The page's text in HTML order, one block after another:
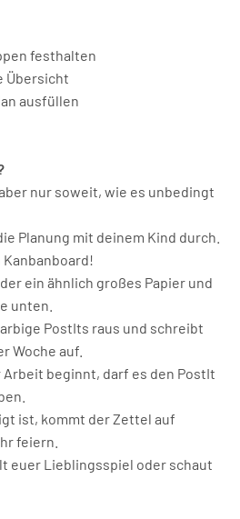
festhalten
Übersicht
ausfüllen
nur soweit, wie es unbedingt
Planung mit deinem Kind durch.
ein ähnlich großes Papier und
unten.
PostIts raus und schreibt
Woche auf.
Arbeit beginnt, darf es den PostIt
ist, kommt der Zettel auf
feiern.
euer Lieblingsspiel oder schaut